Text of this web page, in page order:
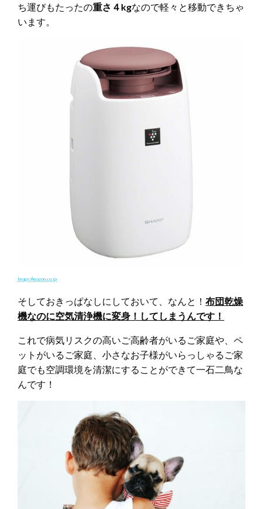
ち運びもたったの重さ４kgなので軽々と移動できちゃ
います。
Image:Amazon.co.jp
そしておきっぱなしにしておいて、なんと！ 布団乾燥
機なのに空気清浄機に変身！してしまうんです！
これで病気リスクの高いご高齢者がいるご家庭や、ペ
ットがいるご家庭、小さなお子様がいらっしゃるご家
庭でも空調環境を清潔にすることができて一石二鳥な
んです！